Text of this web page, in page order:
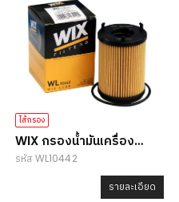
ไส้กรอง
WIX กรองน้ำมันเครื่อง
WL10442
รหัส WL10442
รายละเอียด